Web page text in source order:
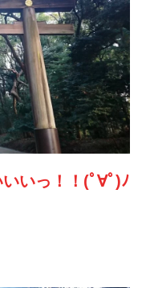
いっ！！(ﾟ∀ﾟ)ﾉ